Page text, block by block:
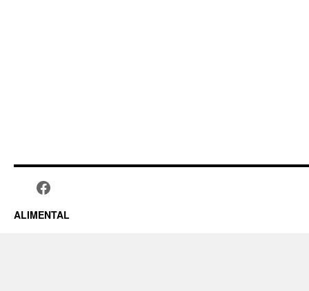
ALIMENTAL